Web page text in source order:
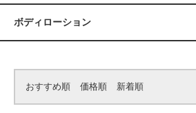
ボディローション
おすすめ順 価格順 新着順